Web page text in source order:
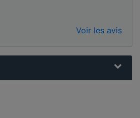
Voir les avis